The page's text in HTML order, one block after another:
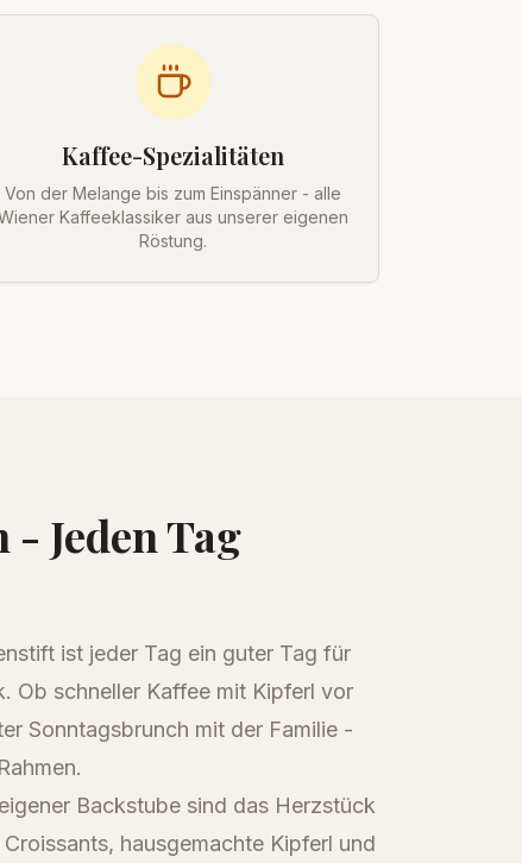
Kaffee-Spezialitäten
Von der Melange bis zum Einspänner - alle
Kaffeeklassiker aus unserer eigenen
Röstung.
Jeden Tag
ist jeder Tag ein guter Tag für
Ob schneller Kaffee mit Kipferl vor
Sonntagsbrunch mit der Familie -
Backstube sind das Herzstück
hausgemachte Kipferl und